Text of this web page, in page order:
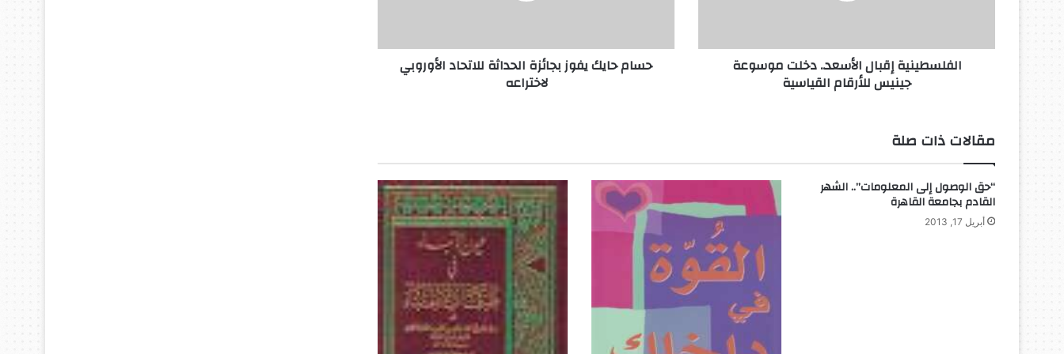
ي
ل
ا
ل
أ
الفلسطينية إقبال الأسعد.. دخلت موسوعة
جينيس للأرقام القياسية
ي
ئ
ز
ا
ح
د
ا
ث
ل
حسام حايك يفوز بجائزة الحداثة للاتحاد الأوروبي
لاختراعه
مقالات ذات صلة
“حق الوصول إلى المعلومات”.. الشهر
القادم بجامعة القاهرة
أبريل 17, 2013